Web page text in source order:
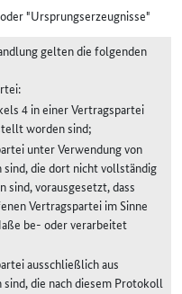
"Ursprungserzeugnisse"
gelten die folgenden
4 in einer Vertragspartei
worden sind;
unter Verwendung von
die dort nicht vollständig
vorausgesetzt, dass
Vertragspartei im Sinne
be- oder verarbeitet
ausschließlich aus
die nach diesem Protokoll